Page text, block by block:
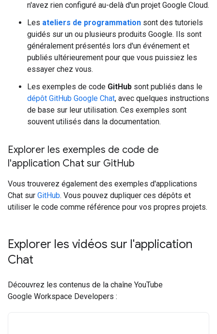
n'avez rien configuré au-delà d'un projet Google Cloud.
Les ateliers de programmation sont des tutoriels
guidés sur un ou plusieurs produits Google. Ils sont
généralement présentés lors d'un événement et
publiés ultérieurement pour que vous puissiez les
essayer chez vous.
Les exemples de code GitHub sont publiés dans le
dépôt GitHub Google Chat, avec quelques instructions
de base sur leur utilisation. Ces exemples sont
souvent utilisés dans la documentation.
Explorer les exemples de code de
l'application Chat sur GitHub
Vous trouverez également des exemples d'applications
Chat sur GitHub. Vous pouvez dupliquer ces dépôts et
utiliser le code comme référence pour vos propres projets.
Explorer les vidéos sur l'application
Chat
Découvrez les contenus de la chaîne YouTube
Google Workspace Developers :